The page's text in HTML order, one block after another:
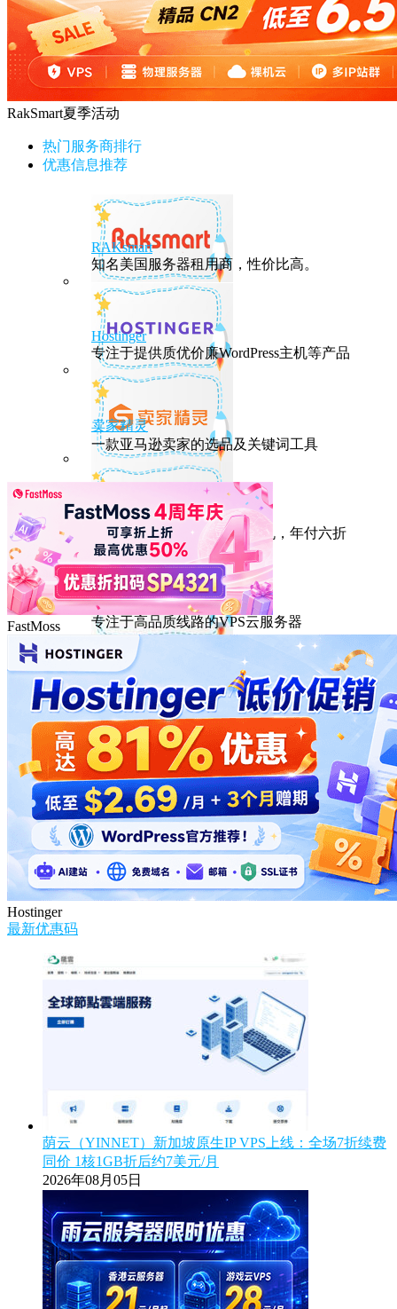
RakSmart夏季活动
热门服务商排行
优惠信息推荐
RAKsmart
知名美国服务器租用商，性价比高。
Hostinger
专注于提供质优价廉WordPress主机等产品
卖家精灵
一款亚马逊卖家的选品及关键词工具
HostEase
性能出众的高性价比美国主机，年付六折
DMIT
专注于高品质线路的VPS云服务器
FastMoss
Hostinger
最新优惠码
荫云（YINNET）新加坡原生IP VPS上线：全场7折续费
同价 1核1GB折后约7美元/月
2026年08月05日